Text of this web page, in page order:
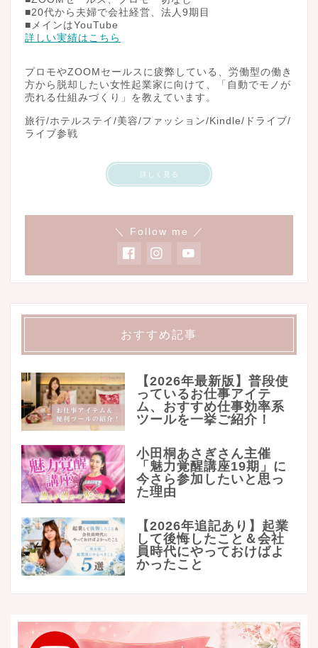
■20代から夫婦で会社経営、法人9期目
■メインはYouTube
詳しい実績はこちら
プロモやZOOMセールスに疲弊している、労働型の働き
方から脱却したい女性起業家に向けて、「自動でモノが
売れる仕組みづくり」を教えています。
旅行/ホテルステイ/美容/ファッション/Kindle/ドライブ/
ライブ参戦
詳しく見る
＼ Follow me ／
おすすめ記事
【2026年最新版】普段使
っているお仕事アイテ
ム、おすすめ仕事効率系
ツールを一挙ご紹介！
小田桐あさぎさん主催
「魅力覚醒講座19期」に
今さら参加したいと思っ
た理由
【2026年追記あり】起業
して後悔したこと＆会社
員時代にやっておけばよ
かったこと